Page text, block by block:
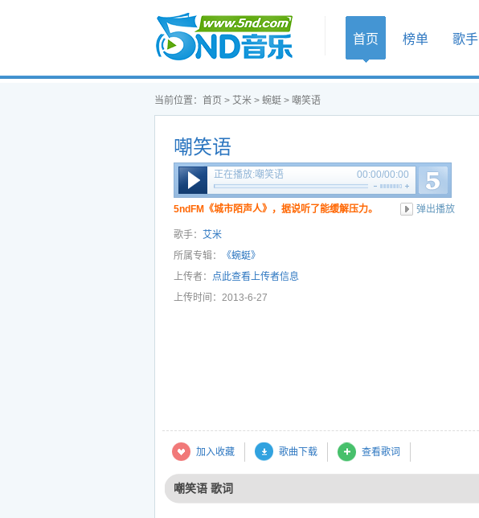
首页
首页 榜单 歌手
当前位置： 首页 > 艾米 > 蜿蜓 > 嘲笑语
嘲笑语
正在播放:嘲笑语 00:00/00:00
5ndFM《城市陌声人》，据说听了能缓解压力。 弹出播放
歌手： 艾米
所属专辑：
《蜿蜓》
上传者： 点此查看上传者信息
上传时间：2013-6-27
加入收藏 歌曲下载 查看歌词
嘲笑语 歌词